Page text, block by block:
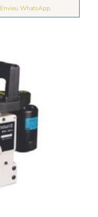
Envieu WhatsApp.